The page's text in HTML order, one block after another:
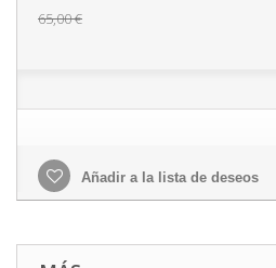
65,00 €
Añadir a la lista de deseos